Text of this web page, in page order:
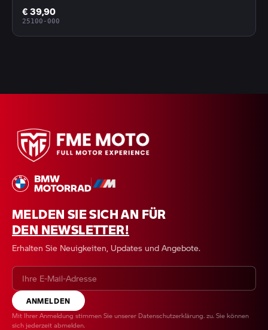
€ 39,90
25100-000
MELDEN SIE SICH AN FÜR
DEN NEWSLETTER!
Erhalten Sie Neuigkeiten, Updates und Angebote.
ANMELDEN
Mit Ihrer Anmeldung stimmen Sie unserer Datenschutzerklärung. zu. Sie können
sich jederzeit abmelden.